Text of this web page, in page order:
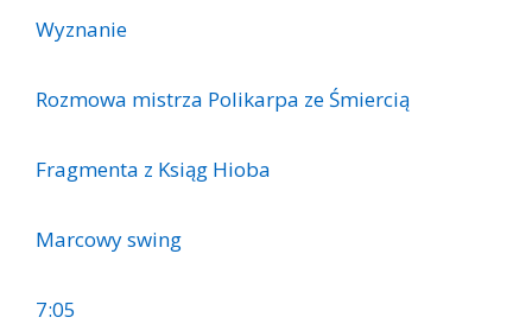
Wyznanie
Rozmowa mistrza Polikarpa ze Śmiercią
Fragmenta z Ksiąg Hioba
Marcowy swing
7:05